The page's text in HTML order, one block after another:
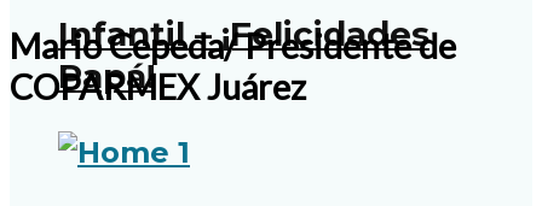
Infantil – ¡Felicidades
Papá!
Mario Cepeda/ Presidente de
COPARMEX Juárez